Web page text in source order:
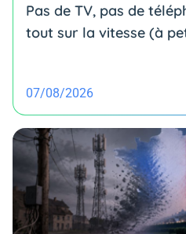
Pas de TV, pas de
tout sur la vitesse (à
07/08/2026